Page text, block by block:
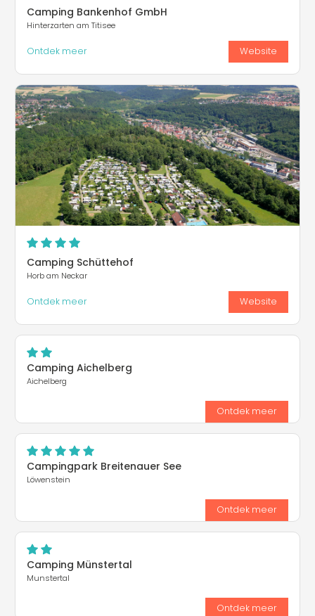
Camping Bankenhof GmbH
Hinterzarten am Titisee
Ontdek meer Website
Camping Schüttehof
Horb am Neckar
Ontdek meer Website
Camping Aichelberg
Aichelberg
Ontdek meer
Campingpark Breitenauer See
Löwenstein
Ontdek meer
Camping Münstertal
Munstertal
Ontdek meer